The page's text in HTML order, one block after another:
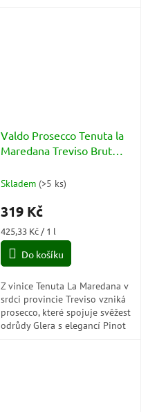
Valdo Prosecco Tenuta la
Maredana Treviso Brut
Skladem (>5 ks)
319 Kč
Měrná
cena:
425,33 Kč / 1 l
Do košíku
Z vinice Tenuta La Maredana v
srdci provincie Treviso vzniká
prosecco, které spojuje svěžest
odrůdy Glera s elegancí Pinot